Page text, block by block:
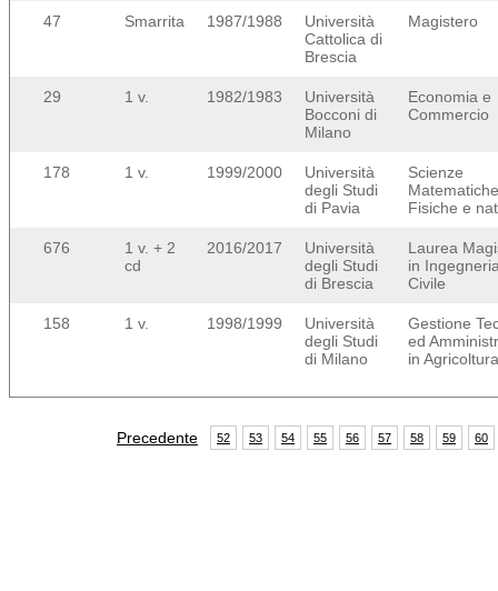
47 Smarrita 1987/1988
Università
Cattolica di
Brescia
Magistero
29 1 v. 1982/1983
Università
Bocconi di
Milano
Economia e
Commercio
178 1 v. 1999/2000
Università
degli Studi
di Pavia
Scienze
Matematiche
Fisiche e
676
1 v. + 2
cd
2016/2017
Università
degli Studi
di Brescia
Laurea
in
Civile
158 1 v. 1998/1999
Università
degli Studi
di Milano
Gestione
ed
in Agricoltura
Precedente 52 53 54 55 56 57 58 59 60